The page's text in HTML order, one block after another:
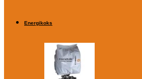
Energikoks